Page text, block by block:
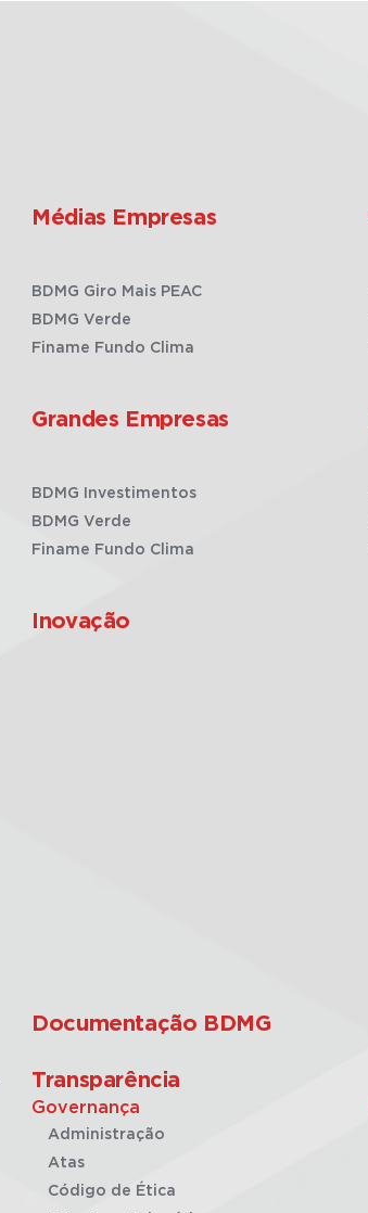
Médias Empresas
BDMG Giro Mais PEAC
BDMG Verde
Finame Fundo Clima
Grandes Empresas
BDMG Investimentos
BDMG Verde
Finame Fundo Clima
Inovação
Documentação BDMG
Transparência
Governança
Administração
Atas
Código de Ética